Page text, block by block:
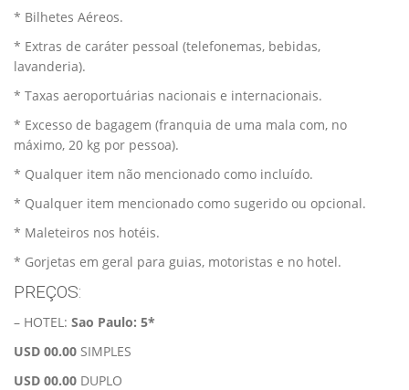
* Bilhetes Aéreos.
* Extras de caráter pessoal (telefonemas, bebidas,
lavanderia).
* Taxas aeroportuárias nacionais e internacionais.
* Excesso de bagagem (franquia de uma mala com, no
máximo, 20 kg por pessoa).
* Qualquer item não mencionado como incluído.
* Qualquer item mencionado como sugerido ou opcional.
* Maleteiros nos hotéis.
* Gorjetas em geral para guias, motoristas e no hotel.
PREÇOS:
– HOTEL: Sao Paulo: 5*
USD 00.00 SIMPLES
USD 00.00 DUPLO